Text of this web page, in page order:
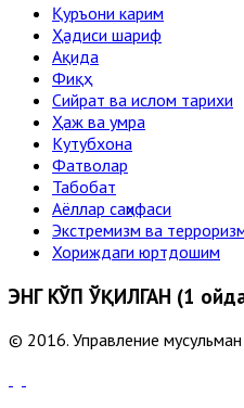
Қуръони карим
Ҳадиси шариф
Ақида
Фиқҳ
Сийрат ва ислом тарихи
Ҳаж ва умра
Кутубхона
Фатволар
Табобат
Аёллар саҳифаси
Экстремизм ва
Хориждаги юртдошим
ЭНГ КЎП ЎҚИЛГАН (1
© 2016. Управление мусульман